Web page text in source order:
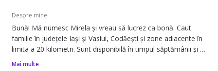
Despre mine
Bună! Mă numesc Mirela și vreau să lucrez ca bonă. Caut
familie în județele Iași și Vaslui, Codăești și zone adiacente în
limita a 20 kilometri. Sunt disponibilă în timpul săptămânii și în
weekend și caut de lucru full-time, part-time sau ocazional.
Mai multe